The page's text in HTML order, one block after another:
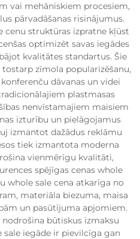
vai mehāniskiem procesiem,
pārvadāšanas risinājumus.
cenu struktūras izpratne kļūst
optimizēt savas iegādes
kvalitātes standartus. Šie
zīmola popularizēšanu,
dāvanas un videi
plastmasas
nenvīstamajiem maisiem
izturību un pielāgojamus
izmantot dažādus reklāmu
tiek izmantota moderna
vienmērīgu kvalitāti,
spējīgas cenas whole
whole sale cena atkarīga no
materiāla biezuma, maisa
un pasūtījuma apjomiem.
būtiskus izmaksu
iegāde ir pievilcīga gan